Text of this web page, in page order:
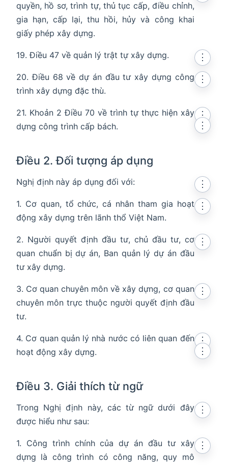
quyền, hồ sơ, trình tự, thủ tục cấp, điều chỉnh,
gia hạn, cấp lại, thu hồi, hủy và công khai
giấy phép xây dựng.
19. Điều 47 về quản lý trật tự xây dựng.
⋮
20. Điều 68 về dự án đầu tư xây dựng công
trình xây dựng đặc thù.
⋮
21. Khoản 2 Điều 70 về trình tự thực hiện xây
dựng công trình cấp bách.
⋮
Điều 2. Đối tượng áp dụng
⋮
Nghị định này áp dụng đối với:
⋮
1. Cơ quan, tổ chức, cá nhân tham gia hoạt
động xây dựng trên lãnh thổ Việt Nam.
⋮
2. Người quyết định đầu tư, chủ đầu tư, cơ
quan chuẩn bị dự án, Ban quản lý dự án đầu
tư xây dựng.
⋮
3. Cơ quan chuyên môn về xây dựng, cơ quan
chuyên môn trực thuộc người quyết định đầu
tư.
⋮
4. Cơ quan quản lý nhà nước có liên quan đến
hoạt động xây dựng.
⋮
Điều 3. Giải thích từ ngữ
⋮
Trong Nghị định này, các từ ngữ dưới đây
được hiểu như sau:
⋮
1. Công trình chính của dự án đầu tư xây
dựng là công trình có công năng, quy mô
⋮